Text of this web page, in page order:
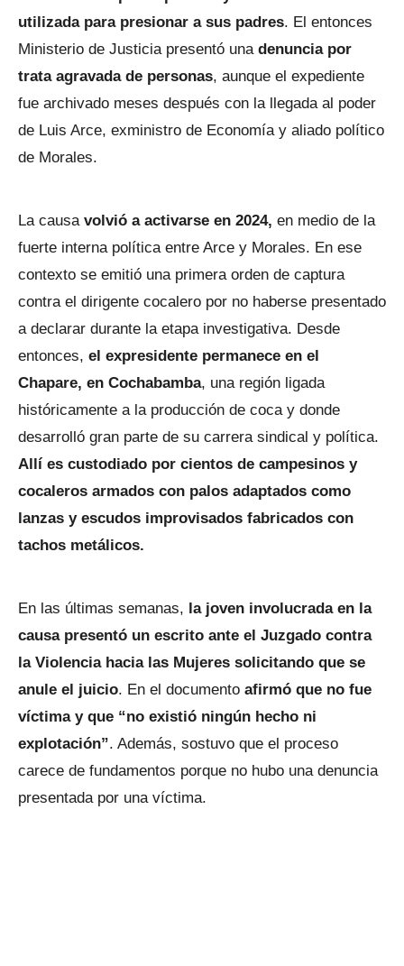
utilizada para presionar a sus padres. El entonces
Ministerio de Justicia presentó una denuncia por
trata agravada de personas, aunque el expediente
fue archivado meses después con la llegada al poder
de Luis Arce, exministro de Economía y aliado político
de Morales.
La causa volvió a activarse en 2024, en medio de la
fuerte interna política entre Arce y Morales. En ese
contexto se emitió una primera orden de captura
contra el dirigente cocalero por no haberse presentado
a declarar durante la etapa investigativa. Desde
entonces, el expresidente permanece en el
Chapare, en Cochabamba, una región ligada
históricamente a la producción de coca y donde
desarrolló gran parte de su carrera sindical y política.
Allí es custodiado por cientos de campesinos y
cocaleros armados con palos adaptados como
lanzas y escudos improvisados fabricados con
tachos metálicos.
En las últimas semanas, la joven involucrada en la
causa presentó un escrito ante el Juzgado contra
la Violencia hacia las Mujeres solicitando que se
anule el juicio. En el documento afirmó que no fue
víctima y que “no existió ningún hecho ni
explotación”. Además, sostuvo que el proceso
carece de fundamentos porque no hubo una denuncia
presentada por una víctima.